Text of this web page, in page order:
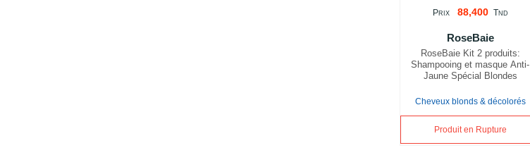
PRIX 88,400 TND
RoseBaie
RoseBaie Kit 2 produits:
Shampooing et masque Anti-
Jaune Spécial Blondes
Cheveux blonds & décolorés
Produit en Rupture